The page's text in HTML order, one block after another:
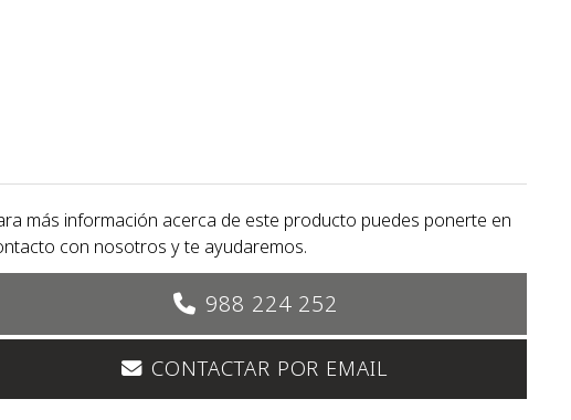
más información acerca de este producto puedes ponerte en
con nosotros y te ayudaremos.
988 224 252
CONTACTAR POR EMAIL